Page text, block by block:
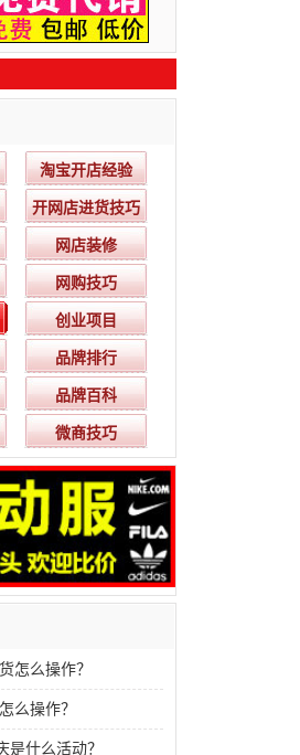
淘宝开店经验
开网店进货技巧
网店装修
网购技巧
创业项目
品牌排行
品牌百科
微商技巧
怎么操作？
么操作？
是什么活动？